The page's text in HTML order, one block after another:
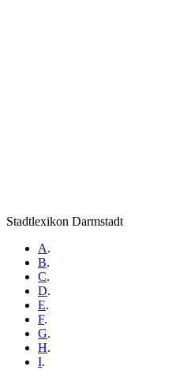
Stadtlexikon Darmstadt
A.
B.
C.
D.
E.
F.
G.
H.
I.